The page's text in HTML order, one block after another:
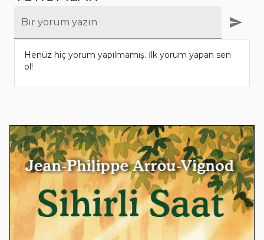
Bir yorum yazın
Henüz hiç yorum yapılmamış. İlk yorum yapan sen
ol!